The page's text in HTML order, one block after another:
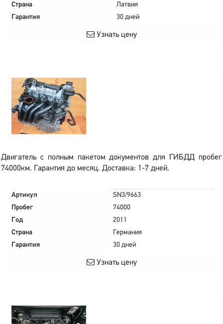
Страна
Латвия
Гарантия
30 дней
Узнать цену
Двигатель с полным пакетом документов для ГИБДД пробег
74000км. Гарантия до месяц. Доставка: 1-7 дней.
Артикул
SN3/9663
Пробег
74000
Год
2011
Страна
Германия
Гарантия
30 дней
Узнать цену